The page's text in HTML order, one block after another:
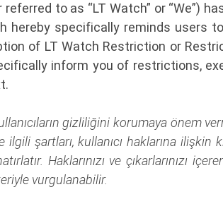
referred to as “LT Watch” or
hereby specifically reminds
of LT Watch Restriction or
inform you of restrictions,
gizliliğini korumaya önem
şartları, kullanıcı haklarına ilişkin
Haklarınızı ve
vurgulanabilir.